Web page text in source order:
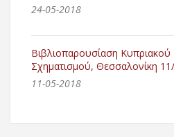
24-05-2018
Βιβλιοπαρουσίαση Κυπριακού
Σχηματισμού, Θεσσαλονίκη
11-05-2018